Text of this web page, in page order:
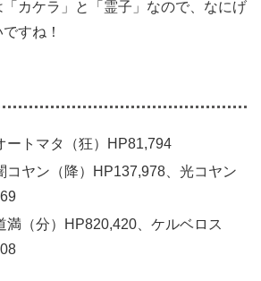
「カケラ」と「霊子」なので、なにげ
すね！
ートマタ（狂）HP81,794
コヤン（降）HP137,978、光コヤン
満（分）HP820,420、ケルベロス